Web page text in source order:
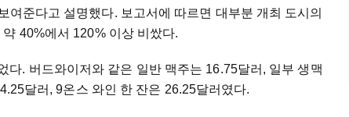
여준다고 설명했다. 보고서에 따르면 대부분 개최 도시의
40%에서 120% 이상 비쌌다.
다. 버드와이저와 같은 일반 맥주는 16.75달러, 일부 생맥
달러, 9온스 와인 한 잔은 26.25달러였다.